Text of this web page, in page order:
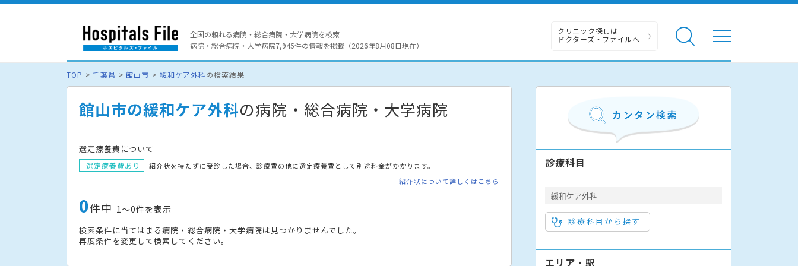
全国の頼れる病院・総合病院・大学病院を検索
病院・総合病院・大学病院7,945件の情報を掲載（2026年8月08日現在）
クリニック探しは
ドクターズ・ファイルへ
TOP 千葉県 館山市 緩和ケア外科の検索結果
館山市の緩和ケア外科の病院・総合病院・大学病院
選定療養費について
選定療養費あり
紹介状を持たずに受診した場合、診療費の他に選定療養費として別途料金がかかります。
紹介状について詳しくはこちら
0件中 1〜0件を表示
検索条件に当てはまる病院・総合病院・大学病院は見つかりませんでした。
再度条件を変更して検索してください。
診療科目
緩和ケア外科
診療科目から探す
エリア・駅